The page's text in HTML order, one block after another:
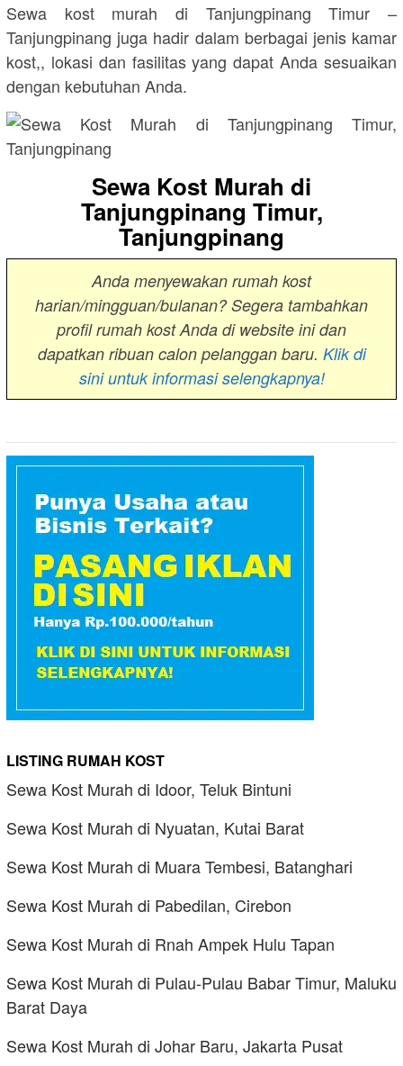
Sewa kost murah di Tanjungpinang Timur –
Tanjungpinang juga hadir dalam berbagai jenis kamar
kost,, lokasi dan fasilitas yang dapat Anda sesuaikan
dengan kebutuhan Anda.
Sewa Kost Murah di
Tanjungpinang Timur,
Tanjungpinang
Anda menyewakan rumah kost
harian/mingguan/bulanan? Segera tambahkan
profil rumah kost Anda di website ini dan
dapatkan ribuan calon pelanggan baru. Klik di
sini untuk informasi selengkapnya!
LISTING RUMAH KOST
Sewa Kost Murah di Idoor, Teluk Bintuni
Sewa Kost Murah di Nyuatan, Kutai Barat
Sewa Kost Murah di Muara Tembesi, Batanghari
Sewa Kost Murah di Pabedilan, Cirebon
Sewa Kost Murah di Rnah Ampek Hulu Tapan
Sewa Kost Murah di Pulau-Pulau Babar Timur, Maluku
Barat Daya
Sewa Kost Murah di Johar Baru, Jakarta Pusat